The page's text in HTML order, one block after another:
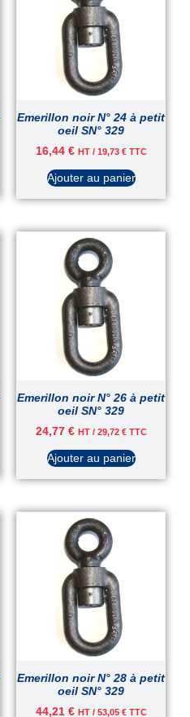
Emerillon noir N° 24 à petit
oeil SN° 329
16,44 € HT / 19,73 €TTC
Ajouter au panier
Emerillon noir N° 26 à petit
oeil SN° 329
24,77 € HT / 29,72 €TTC
Ajouter au panier
Emerillon noir N° 28 à petit
oeil SN° 329
44,21 € HT / 53,05 €TTC